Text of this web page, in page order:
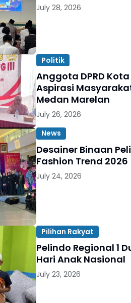
July 28, 2026
Politik
Anggota DPRD
Aspirasi
Medan Marelan
July 26, 2026
News
Desainer Binaan
Fashion Trend 2026
July 24, 2026
Pilihan Rakyat
Pelindo Regional 1
Hari Anak Nasional
July 23, 2026